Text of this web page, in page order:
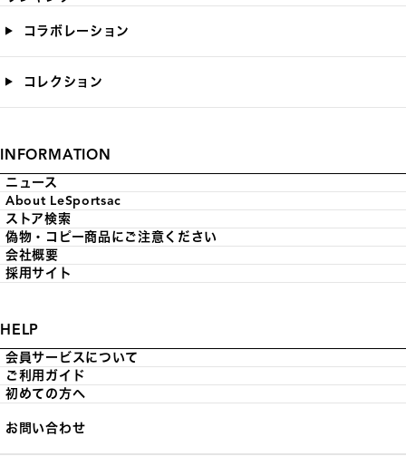
コラボレーション
コレクション
INFORMATION
ニュース
About LeSportsac
ストア検索
偽物・コピー商品にご注意ください
会社概要
採用サイト
HELP
会員サービスについて
ご利用ガイド
初めての方へ
お問い合わせ